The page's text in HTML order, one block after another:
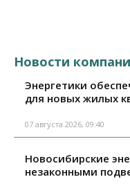
Новости
Энергетики
для новых жилых
07 августа 2026, 09:40
Новосибирские
незаконными